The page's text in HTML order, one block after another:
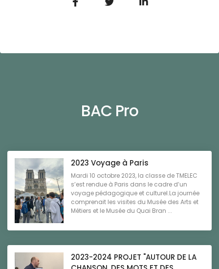
BAC Pro
2023 Voyage à Paris
Mardi 10 octobre 2023, la classe de TMELEC
s’est rendue à Paris dans le cadre d’un
voyage pédagogique et culturel.La journée
comprenait les visites du Musée des Arts et
Métiers et le Musée du Quai Bran ...
2023-2024 PROJET "AUTOUR DE LA